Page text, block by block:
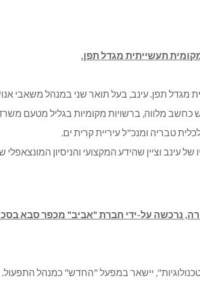
תעשייתית מגדל תפן.
התעשייתית מגדל תפן. עינב, בעל תואר שני במנהל
מלווה, ברשויות מקומיות בגליל מטעם משרד
טבריה ומנכ"ל עיריית קרית ים.
עינב וציין שהידע המקצועי והניסיון
על-ידי חברת "אביב" מכפר סבא בסכום של כ-4
יישאר במפעל "החדש" כמנהל התפעול.